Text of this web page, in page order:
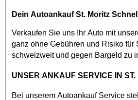
Dein Autoankauf St. Moritz
Verkaufen Sie uns Ihr Auto mit
ganz ohne Gebühren und Risiko für Sie anbieten. Wir kaufen jedes Modell mit den vier
schweizweit und gegen Bargeld zu
UNSER ANKAUF SERVICE IN ST.
Bei unserem AutoankaufService